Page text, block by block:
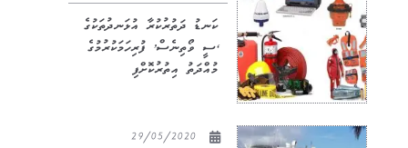
ކަނޑު ދަތުރުކުރާ އުޅަނދުތަކުގެ
‘ސީ ވޯތިނެސް’ ފުރިހަމަކުރުމުގެ
މުއްދަތު އިތުރުކޮށްފި